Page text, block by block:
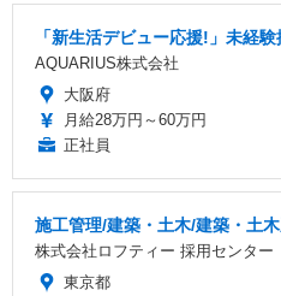
「新生活デビュー応援!」未経
AQUARIUS株式会社
大阪府
月給28万円～60万円
正社員
施工管理/建築・土木/建築・土
株式会社ロフティー 採用センター
東京都